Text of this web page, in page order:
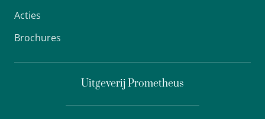
Acties
Brochures
Uitgeverij Prometheus